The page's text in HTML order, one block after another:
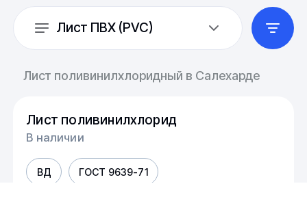
Лист ПВХ (PVC)
Лист поливинилхлоридный в Салехарде
Лист поливинилхлорид
В наличии
ВД ГОСТ 9639-71